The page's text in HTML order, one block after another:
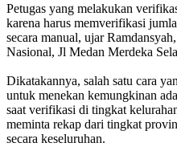
Petugas yang melakukan
karena harus memverifikasi
secara manual, ujar
Nasional, Jl Medan Merdeka
Dikatakannya, salah satu cara
untuk menekan kemungkinan
saat verifikasi di tingkat
meminta rekap dari tingkat
secara keseluruhan.